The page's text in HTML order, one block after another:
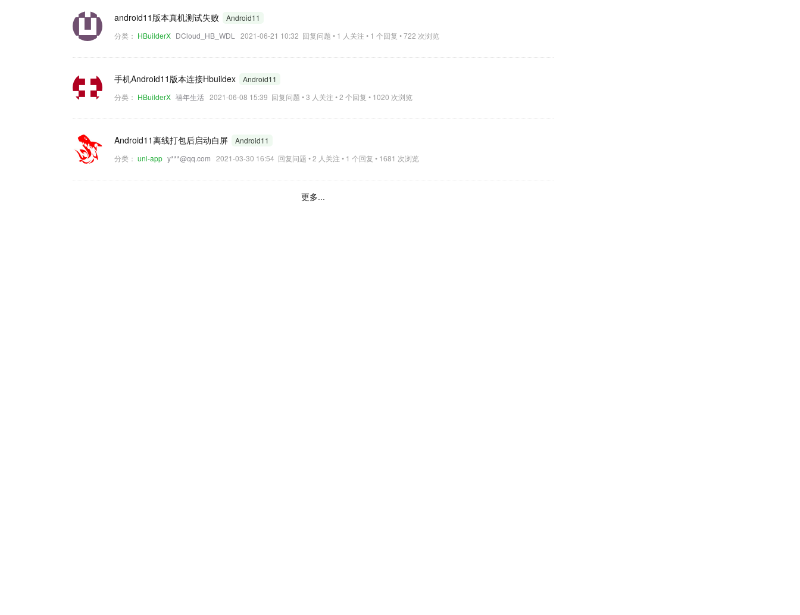
android11版本真机测试失败
Android11
分类： HBuilderX DCloud_HB_WDL 2021-06-21 10:32 回复问题 • 1 人关注 • 1 个回复 • 722 次浏览
手机Android11版本连接Hbuildex
Android11
分类： HBuilderX 禧年生活 2021-06-08 15:39 回复问题 • 3 人关注 • 2 个回复 • 1020 次浏览
Android11离线打包后启动白屏
Android11
分类： uni-app y***@qq.com 2021-03-30 16:54 回复问题 • 2 人关注 • 1 个回复 • 1681 次浏览
更多...